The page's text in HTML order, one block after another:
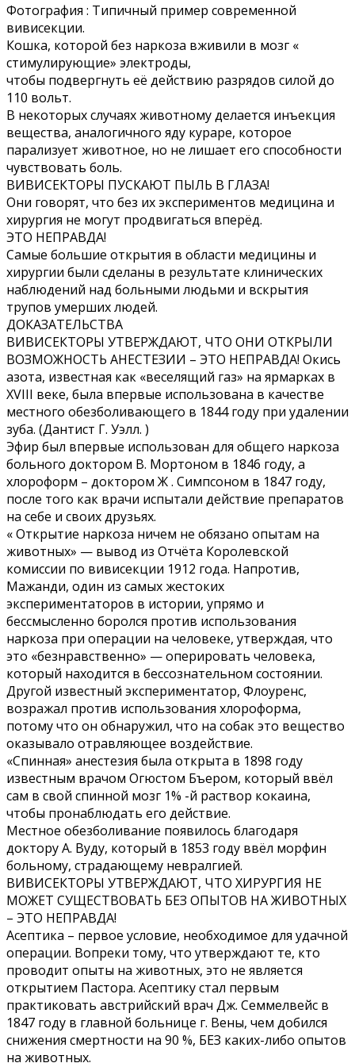
Фотография : Типичный пример современной
вивисекции.
Кошка, которой без наркоза вживили в мозг «
стимулирующие» электроды,
чтобы подвергнуть её действию разрядов силой до
110 вольт.
В некоторых случаях животному делается инъекция
вещества, аналогичного яду кураре, которое
парализует животное, но не лишает его способности
чувствовать боль.
ВИВИСЕКТОРЫ ПУСКАЮТ ПЫЛЬ В ГЛАЗА!
Они говорят, что без их экспериментов медицина и
хирургия не могут продвигаться вперёд.
ЭТО НЕПРАВДА!
Самые большие открытия в области медицины и
хирургии были сделаны в результате клинических
наблюдений над больными людьми и вскрытия
трупов умерших людей.
ДОКАЗАТЕЛЬСТВА
ВИВИСЕКТОРЫ УТВЕРЖДАЮТ, ЧТО ОНИ ОТКРЫЛИ
ВОЗМОЖНОСТЬ АНЕСТЕЗИИ – ЭТО НЕПРАВДА! Окись
азота, известная как «веселящий газ» на ярмарках в
XVIII веке, была впервые использована в качестве
местного обезболивающего в 1844 году при удалении
зуба. (Дантист Г. Уэлл. )
Эфир был впервые использован для общего наркоза
больного доктором В. Мортоном в 1846 году, а
хлороформ – доктором Ж . Симпсоном в 1847 году,
после того как врачи испытали действие препаратов
на себе и своих друзьях.
« Открытие наркоза ничем не обязано опытам на
животных» — вывод из Отчёта Королевской
комиссии по вивисекции 1912 года. Напротив,
Мажанди, один из самых жестоких
экспериментаторов в истории, упрямо и
бессмысленно боролся против использования
наркоза при операции на человеке, утверждая, что
это «безнравственно» — оперировать человека,
который находится в бессознательном состоянии.
Другой известный экспериментатор, Флоуренс,
возражал против использования хлороформа,
потому что он обнаружил, что на собак это вещество
оказывало отравляющее воздействие.
«Спинная» анестезия была открыта в 1898 году
известным врачом Огюстом Бъером, который ввёл
сам в свой спинной мозг 1% -й раствор кокаина,
чтобы пронаблюдать его действие.
Местное обезболивание появилось благодаря
доктору А. Вуду, который в 1853 году ввёл морфин
больному, страдающему невралгией.
ВИВИСЕКТОРЫ УТВЕРЖДАЮТ, ЧТО ХИРУРГИЯ НЕ
МОЖЕТ СУЩЕСТВОВАТЬ БЕЗ ОПЫТОВ НА ЖИВОТНЫХ
– ЭТО НЕПРАВДА!
Асептика – первое условие, необходимое для удачной
операции. Вопреки тому, что утверждают те, кто
проводит опыты на животных, это не является
открытием Пастора. Асептику стал первым
практиковать австрийский врач Дж. Семмелвейс в
1847 году в главной больнице г. Вены, чем добился
снижения смертности на 90 %, БЕЗ каких-либо опытов
на животных.